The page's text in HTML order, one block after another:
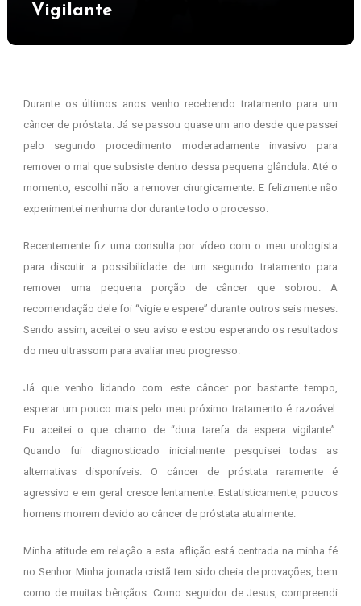
Vigilante
Durante os últimos anos venho recebendo tratamento para um
câncer de próstata. Já se passou quase um ano desde que passei
pelo segundo procedimento moderadamente invasivo para
remover o mal que subsiste dentro dessa pequena glândula. Até o
momento, escolhi não a remover cirurgicamente. E felizmente não
experimentei nenhuma dor durante todo o processo.
Recentemente fiz uma consulta por vídeo com o meu urologista
para discutir a possibilidade de um segundo tratamento para
remover uma pequena porção de câncer que sobrou. A
recomendação dele foi “vigie e espere” durante outros seis meses.
Sendo assim, aceitei o seu aviso e estou esperando os resultados
do meu ultrassom para avaliar meu progresso.
Já que venho lidando com este câncer por bastante tempo,
esperar um pouco mais pelo meu próximo tratamento é razoável.
Eu aceitei o que chamo de “dura tarefa da espera vigilante”.
Quando fui diagnosticado inicialmente pesquisei todas as
alternativas disponíveis. O câncer de próstata raramente é
agressivo e em geral cresce lentamente. Estatisticamente, poucos
homens morrem devido ao câncer de próstata atualmente.
Minha atitude em relação a esta aflição está centrada na minha fé
no Senhor. Minha jornada cristã tem sido cheia de provações, bem
como de muitas bênçãos. Como seguidor de Jesus, compreendi